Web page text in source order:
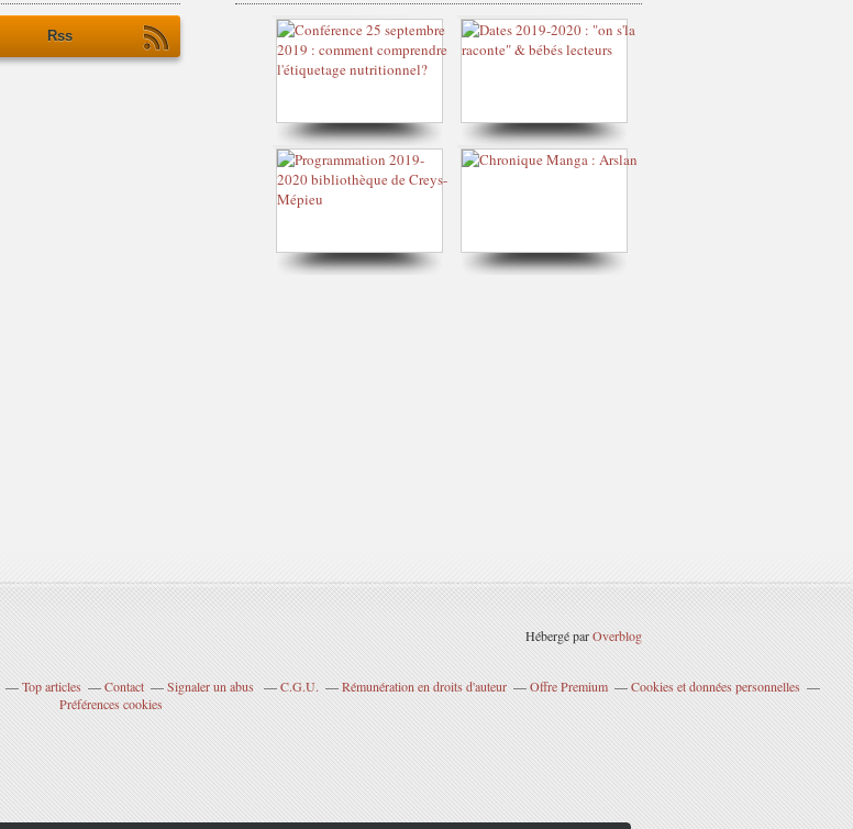
Rss
Hébergé parOverblog
Top articles Contact Signaler un abus C.G.U. Rémunération en droits d'auteur Offre Premium
Cookies et données personnelles
Préférences cookies